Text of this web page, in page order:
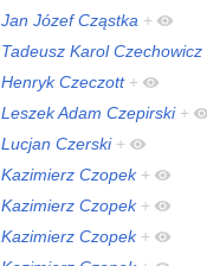
Jan Józef Cząstka +
Tadeusz Karol Czechowicz
Henryk Czeczott +
Leszek Adam Czepirski +
Lucjan Czerski +
Kazimierz Czopek +
Kazimierz Czopek +
Kazimierz Czopek +